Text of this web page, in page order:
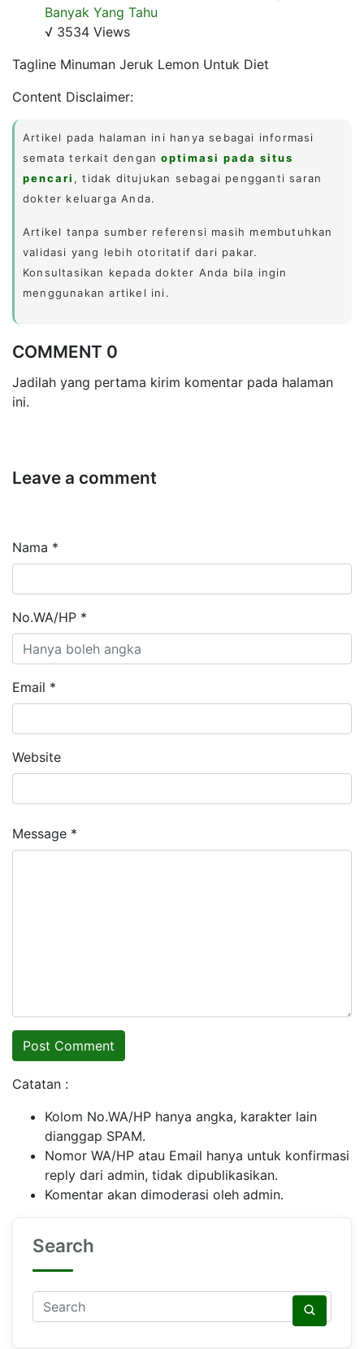
Banyak Yang Tahu
√ 3534 Views
Tagline Minuman Jeruk Lemon Untuk Diet
Content Disclaimer:
Artikel pada halaman ini hanya sebagai informasi
semata terkait denganoptimasi pada situs
pencari , tidak ditujukan sebagai pengganti saran
dokter keluarga Anda.
Artikel tanpa sumber referensi masih membutuhkan
validasi yang lebih otoritatif dari pakar.
Konsultasikan kepada dokter Anda bila ingin
menggunakan artikel ini.
COMMENT 0
Jadilah yang pertama kirim komentar pada halaman
ini.
Leave a comment
Nama *
No.WA/HP *
Email *
Website
Message *
Catatan :
Kolom No.WA/HP hanya angka, karakter lain
dianggap SPAM.
Nomor WA/HP atau Email hanya untuk konfirmasi
reply dari admin, tidak dipublikasikan.
Komentar akan dimoderasi oleh admin.
Search